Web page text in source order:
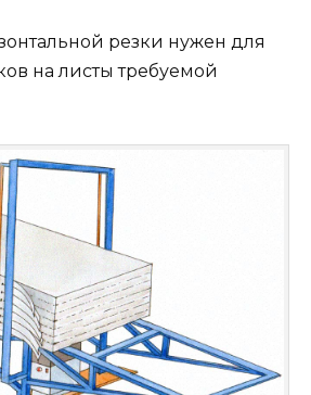
резки нужен для
на листы требуемой